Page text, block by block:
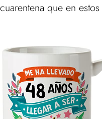
que en